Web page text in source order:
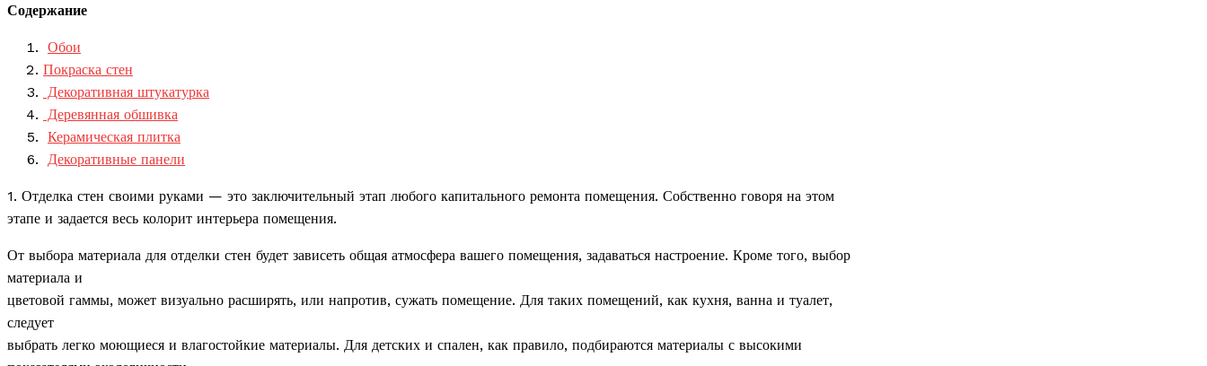
Содержание
Обои
Покраска стен
Декоративная штукатурка
Деревянная обшивка
Керамическая плитка
Декоративные панели
1. Отделка стен своими руками — это заключительный этап любого капитального ремонта помещения. Собственно говоря на этом
этапе и задается весь колорит интерьера помещения.
От выбора материала для отделки стен будет зависеть общая атмосфера вашего помещения, задаваться настроение. Кроме того, выбор
материала и
цветовой гаммы, может визуально расширять, или напротив, сужать помещение. Для таких помещений, как кухня, ванна и туалет,
следует
выбрать легко моющиеся и влагостойкие материалы. Для детских и спален, как правило, подбираются материалы с высокими